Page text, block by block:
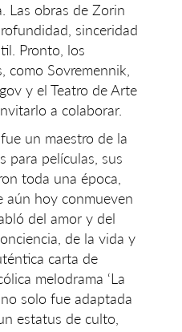
Las obras de Zorin
sinceridad
Pronto, los
como Sovremennik,
y el Teatro de Arte
a colaborar.
un maestro de la
para películas, sus
toda una época,
aún hoy conmueven
del amor y del
de la vida y
carta de
melodrama ‘La
solo fue adaptada
estatus de culto,